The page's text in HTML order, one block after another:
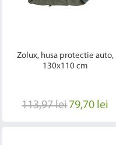
Zolux, husa protectie auto,
130x110 cm
113,97 lei79,70 lei